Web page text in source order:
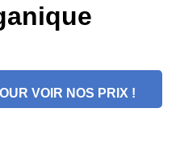
VOIR NOS PRIX !